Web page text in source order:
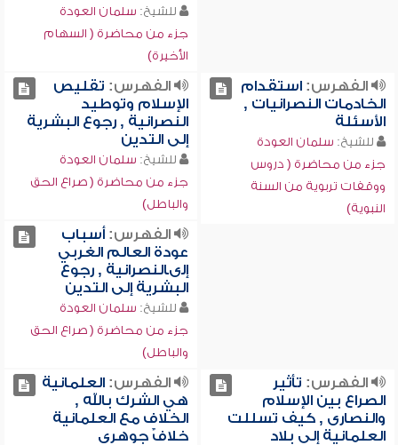
للشيخ: سلمان العودة
جزء من محاضرة ( السهام
الأخيرة)
الفهرس:استقدام
الخادمات النصرانيات ,
الأسئلة
للشيخ: سلمان العودة
جزء من محاضرة ( دروس
ووقفات تربوية من السنة
النبوية)
الفهرس: تقليص
الإسلام وتوطيد
النصرانية , رجوع البشرية
إلى التدين
للشيخ: سلمان العودة
جزء من محاضرة ( صراع الحق
والباطل)
الفهرس:أسباب
عودة العالم الغربي
إلىالنصرانية , رجوع
البشرية إلى التدين
للشيخ: سلمان العودة
جزء من محاضرة ( صراع الحق
والباطل)
الفهرس: تأثير
الصراع بين الإسلام
والنصارى , كيف تسللت
العلمانية إلى بلاد
الفهرس:العلمانية
هي الشرك بالله ,
الخلاف مع العلمانية
خلافٌ جوهري